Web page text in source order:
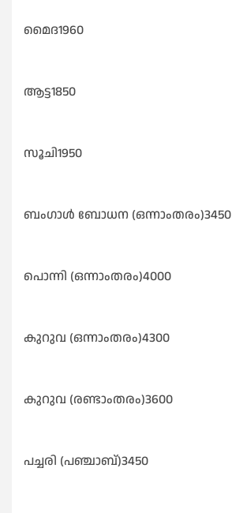
മൈദ1960
ആട്ട1850
സൂചി1950
ബംഗാൾ ബോധന (ഒന്നാംതരം)3450
പൊന്നി (ഒന്നാംതരം)4000
കുറുവ (ഒന്നാംതരം)4300
കുറുവ (രണ്ടാംതരം)3600
പച്ചരി (പഞ്ചാബ്)3450